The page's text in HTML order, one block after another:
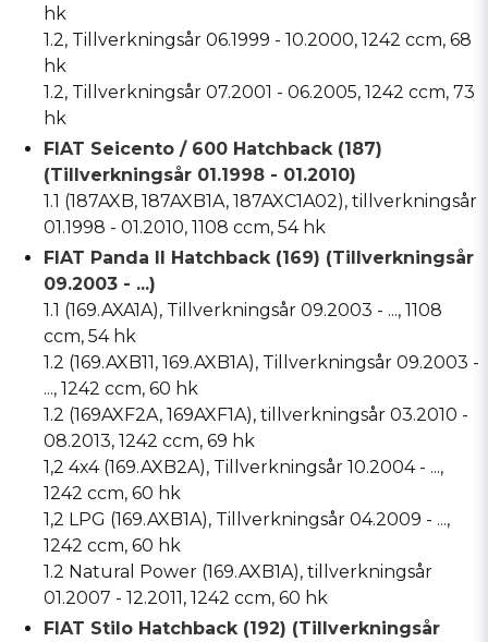
hk
1.2, Tillverkningsår 06.1999 - 10.2000, 1242 ccm, 68
hk
1.2, Tillverkningsår 07.2001 - 06.2005, 1242 ccm, 73
hk
FIAT Seicento / 600 Hatchback (187)
(Tillverkningsår 01.1998 - 01.2010)
1.1 (187AXB, 187AXB1A, 187AXC1A02), tillverkningsår
01.1998 - 01.2010, 1108 ccm, 54 hk
FIAT Panda II Hatchback (169) (Tillverkningsår
09.2003 - ...)
1.1 (169.AXA1A), Tillverkningsår 09.2003 - ..., 1108
ccm, 54 hk
1.2 (169.AXB11, 169.AXB1A), Tillverkningsår 09.2003 -
..., 1242 ccm, 60 hk
1.2 (169AXF2A, 169AXF1A), tillverkningsår 03.2010 -
08.2013, 1242 ccm, 69 hk
1,2 4x4 (169.AXB2A), Tillverkningsår 10.2004 - ...,
1242 ccm, 60 hk
1,2 LPG (169.AXB1A), Tillverkningsår 04.2009 - ...,
1242 ccm, 60 hk
1.2 Natural Power (169.AXB1A), tillverkningsår
01.2007 - 12.2011, 1242 ccm, 60 hk
FIAT Stilo Hatchback (192) (Tillverkningsår